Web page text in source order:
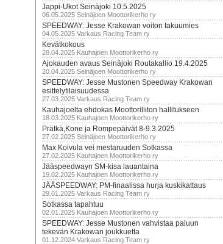
Jappi-Ukot Seinäjoki 10.5.2025
06.05.2025 Seinäjoen Moottorikerho ry
SPEEDWAY: Jesse Krakowan voiton takuumies
04.05.2025 Varkaus Racing Team ry
Kevätkokous
28.04.2025 Kauhajoen Moottorikerho ry
Ajokauden avaus Seinäjoki Routakallio 19.4.2025
20.04.2025 Seinäjoen Moottorikerho ry
SPEEDWAY: Jesse Mustonen Speedway Krakowan
esittelytilaisuudessa
27.03.2025 Varkaus Racing Team ry
Kauhajoelta ehdokas Moottoriliiton hallitukseen
18.03.2025 Kauhajoen Moottorikerho ry
Prätkä,Kone ja Rompepäivät 8-9.3.2025
27.02.2025 Seinäjoen Moottorikerho ry
Max Koivula vei mestaruuden Sotkassa
27.02.2025 Kauhajoen Moottorikerho ry
Jääspeedwayn SM-kisa lauantaina
19.02.2025 Kauhajoen Moottorikerho ry
JÄÄSPEEDWAY: PM-finaalissa hurja kuskikattaus
29.01.2025 Varkaus Racing Team ry
Sotkassa tapahtuu
02.01.2025 Kauhajoen Moottorikerho ry
SPEEDWAY: Jesse Mustonen vahvistaa paluun
tekevän Krakowan joukkuetta
01.12.2024 Varkaus Racing Team ry